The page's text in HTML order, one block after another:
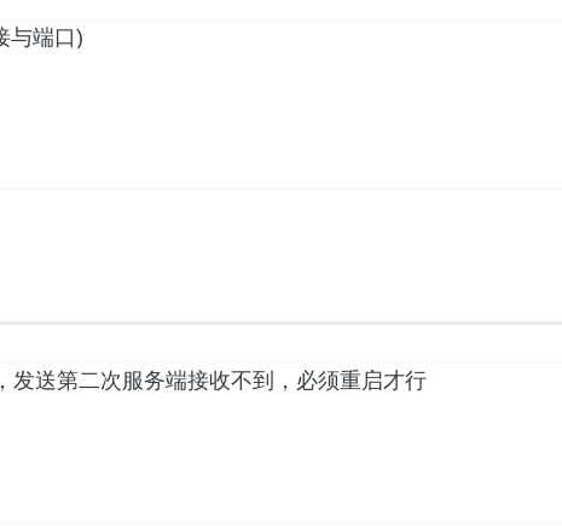
与端口)
发送第二次服务端接收不到，必须重启才行